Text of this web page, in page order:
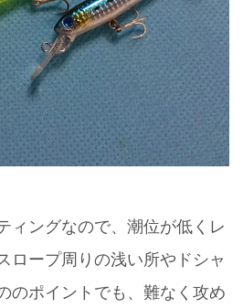
ィングなので、潮位が低くレ
ロープ周りの浅い所やドシャ
のポイントでも、難なく攻め